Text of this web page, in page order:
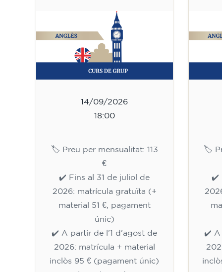
14/09/2026
18:00
🏷️ Preu per mensualitat: 113
€
✔️ Fins al 31 de juliol de
2026: matrícula gratuïta (+
material 51 €, pagament
únic)
✔️ A partir de l'1 d'agost de
2026: matrícula + material
inclòs 95 € (pagament únic)
🏷️
✔️
✔️ A